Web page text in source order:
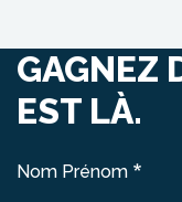
GAGNEZ
EST LÀ.
Nom Prénom